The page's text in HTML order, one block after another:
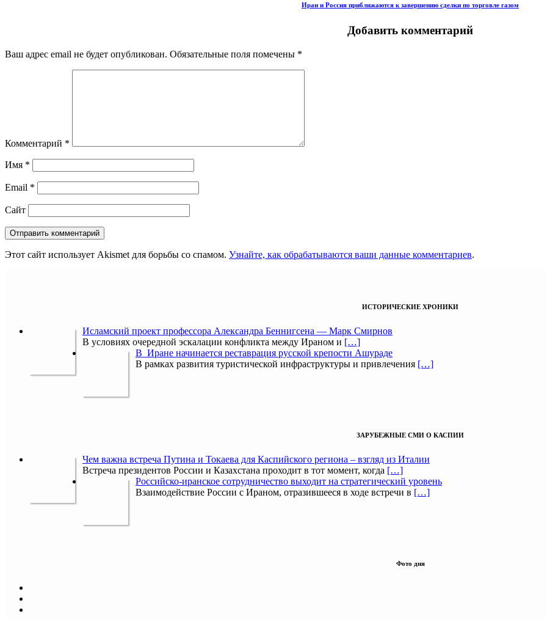
Иран и Россия приближаются к завершению сделки по торговле газом
Добавить комментарий
Ваш адрес email не будет опубликован. Обязательные поля помечены *
Комментарий *
Имя *
Email *
Сайт
Этот сайт использует Akismet для борьбы со спамом. Узнайте, как обрабатываются ваши данные комментариев.
ИСТОРИЧЕСКИЕ ХРОНИКИ
Исламский проект профессора Александра Беннигсена — Марк Смирнов
В условиях очередной эскалации конфликта между Ираном и […]
В Иране начинается реставрация русской крепости Ашураде
В рамках развития туристической инфраструктуры и привлечения […]
ЗАРУБЕЖНЫЕ СМИ О КАСПИИ
Чем важна встреча Путина и Токаева для Каспийского региона – взгляд из Италии
Встреча президентов России и Казахстана проходит в тот момент, когда […]
Российско-иранское сотрудничество выходит на стратегический уровень
Взаимодействие России с Ираном, отразившееся в ходе встречи в […]
Фото дня